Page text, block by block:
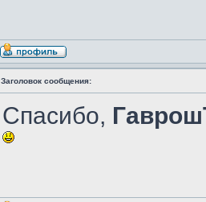
Заголовок сообщения:
Спасибо,